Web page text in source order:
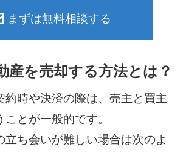
まずは無料相談する
産を売却する方法とは？
約時や決済の際は、売主と買主
とが一般的です。
立ち会いが難しい場合は次のよ